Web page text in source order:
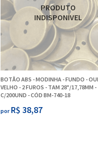
BOTÃO ABS - MODINHA - FUNDO -
VELHO - 2 FUROS - TAM 28"/17,78MM -
C/200UND - CÓD BM-740-18
por R$ 38,87